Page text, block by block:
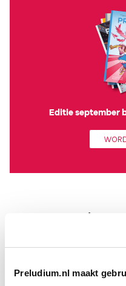
Preludium.nl maakt
Editie september